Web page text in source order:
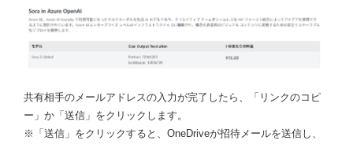
共有相手のメールアドレスの入力が完了したら、「リンクのコピ
ー」か「送信」をクリックします。
※「送信」をクリックすると、OneDriveが招待メールを送信し、